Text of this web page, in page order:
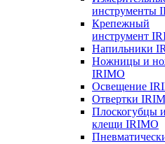
инструменты
Крепежный
инструмент
Напильники
Ножницы и
IRIMO
Освещение
Отвертки
Плоскогубцы и
клещи IRIMO